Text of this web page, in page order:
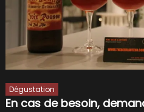
Dégustation
En cas de besoin,